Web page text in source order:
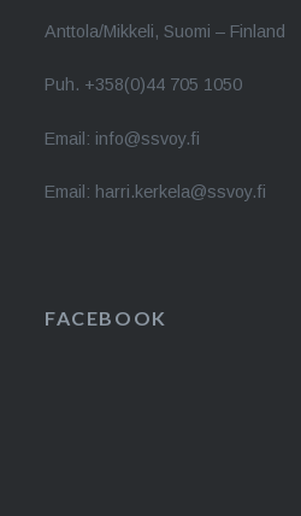
Anttola/Mikkeli, Suomi – Finland
Puh. +358(0)44 705 1050
Email: info@ssvoy.fi
Email: harri.kerkela@ssvoy.fi
FACEBOOK